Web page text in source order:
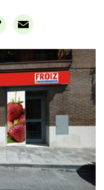
Copy
Link
Email